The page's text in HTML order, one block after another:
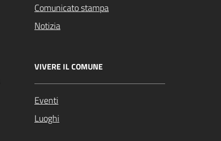
Comunicato stampa
Notizia
VIVERE IL COMUNE
Eventi
Luoghi